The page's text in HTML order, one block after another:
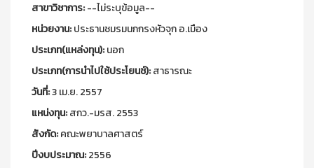
สาขาวิชาการ:--ไม่ระบุข้อมูล--
หน่วยงาน:ประธานชมรมนกกรงหัวจุก อ.เมือง
ประเภท(แหล่งทุน):นอก
ประเภท(การนำไปใช้ประโยนช์):สาธารณะ
วันที่:3 เม.ย. 2557
แหน่งทุน:สกว.-มรส. 2553
สังกัด:คณะพยาบาลศาสตร์
ปีงบประมาณ:2556